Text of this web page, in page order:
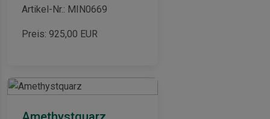
Artikel-Nr.: MIN0669
Preis: 925,00 EUR